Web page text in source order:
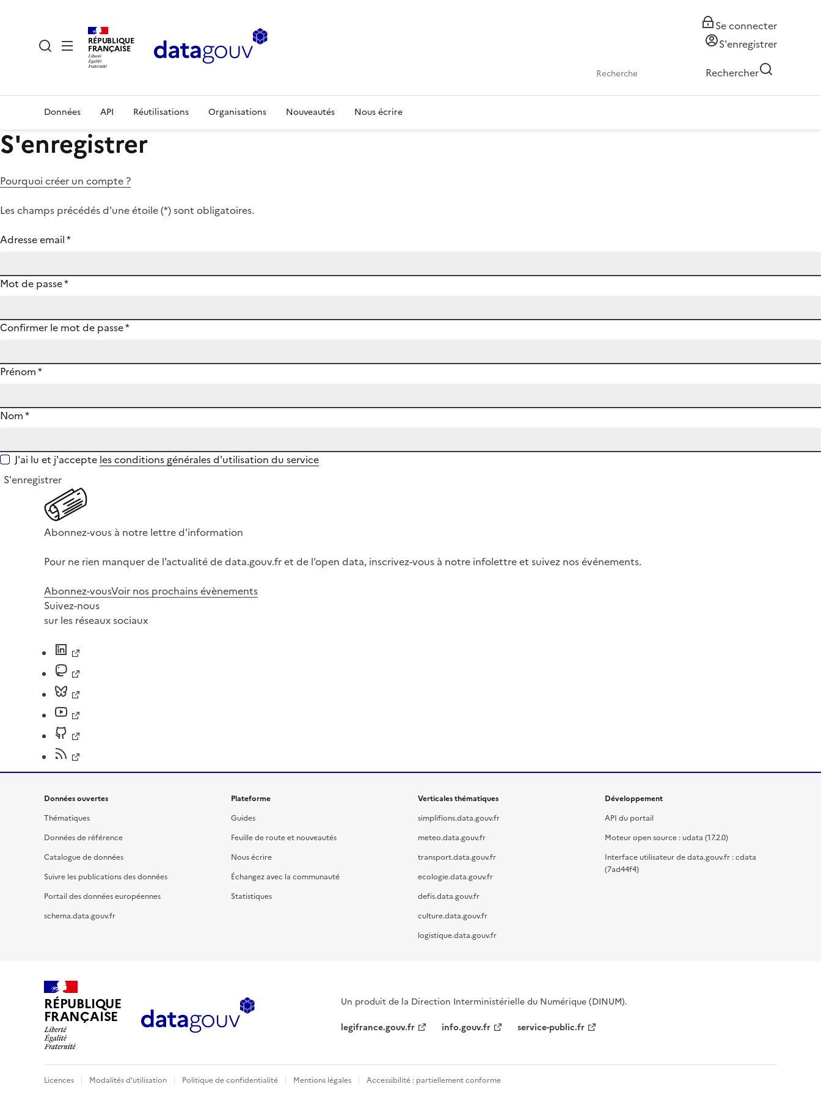
RÉPUBLIQUE
FRANÇAISE
Se connecter
S'enregistrer
Rechercher
Données API Réutilisations Organisations Nouveautés Nous écrire
S'enregistrer
Pourquoi créer un compte ?
Les champs précédés d'une étoile (*) sont obligatoires.
Adresse email*
Mot de passe*
Confirmer le mot de passe*
Prénom*
Nom*
J'ai lu et j'accepte les conditions générales d'utilisation du service
S'enregistrer
Abonnez-vous à notre lettre d'information
Pour ne rien manquer de l’actualité de data.gouv.fr et de l’open data, inscrivez-vous à notre infolettre et suivez nos événements.
Abonnez-vousVoir nos prochains évènements
Suivez-nous
sur les réseaux sociaux
Données ouvertes
Thématiques
Données de référence
Catalogue de données
Suivre les publications des données
Portail des données européennes
schema.data.gouv.fr
Plateforme
Guides
Feuille de route et nouveautés
Nous écrire
Échangez avec la communauté
Statistiques
Verticales thématiques
simplifions.data.gouv.fr
meteo.data.gouv.fr
transport.data.gouv.fr
ecologie.data.gouv.fr
defis.data.gouv.fr
culture.data.gouv.fr
logistique.data.gouv.fr
Développement
API du portail
Moteur open source : udata (17.2.0)
Interface utilisateur de data.gouv.fr : cdata
(7ad44f4)
RÉPUBLIQUE
FRANÇAISE
Un produit de la Direction Interministérielle du Numérique (DINUM).
legifrance.gouv.fr
info.gouv.fr service-public.fr
Licences Modalités d'utilisation Politique de confidentialité Mentions légales Accessibilité : partiellement conforme